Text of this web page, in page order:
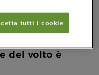
del volto è
tutti i cookie